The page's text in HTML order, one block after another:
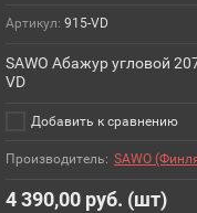
Артикул: 915-VD
SAWO Абажур угловой
VD
Добавить к сравнению
Производитель: SAWO
4 390,00 руб. (шт)